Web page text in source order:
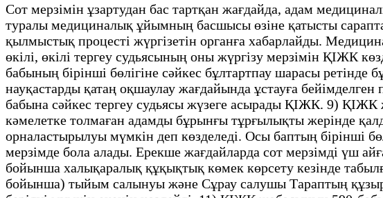
Сот мерзімін ұзартудан бас тартқан жағдайда, адам
туралы медициналық ұйымның басшысы өзіне қатысты
қылмыстық процесті жүргізетін органға хабарлайды.
өкілі, өкілі тергеу судьясының оны жүргізу мерзімін ҚІЖК
бабының бірінші бөлігіне сәйкес бұлтартпау шарасы
науқастарды қатаң оқшаулау жағдайында ұстауға
бабына сәйкес тергеу судьясы жүзеге асырады ҚІЖК. 9)
кәмелетке толмаған адамды бұрынғы тұрғылықты жерінде
орналастырылуы мүмкін деп көзделеді. Осы баптың бірінші
мерзімде бола алады. Ерекше жағдайларда сот мерзімді үш
бойынша халықаралық құқықтық көмек көрсету кезінде
бойынша) тыйым салынуы және Сұрау салушы Тараптың